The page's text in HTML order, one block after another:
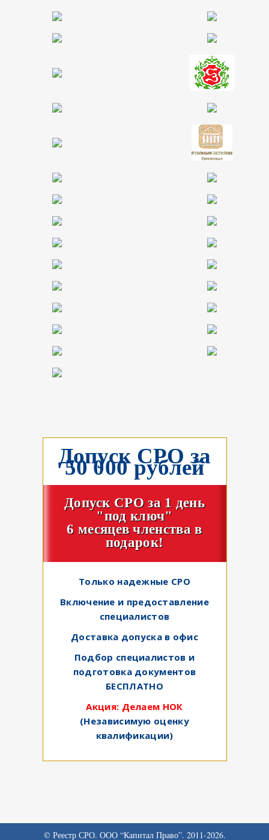
Допуск СРО за
50 000 рублей
Допуск СРО за 1 день
"под ключ"
6 месяцев членства в
подарок!
Только надежные СРО
Включение и предоставление
специалистов
Доставка допуска в офис
Подбор специалистов и
подготовка документов
БЕСПЛАТНО
Акция: Делаем НОК
(Независимую оценку
квалификации)
© Реестр СРО. ООО “Капитал Право”. 2011-2026.